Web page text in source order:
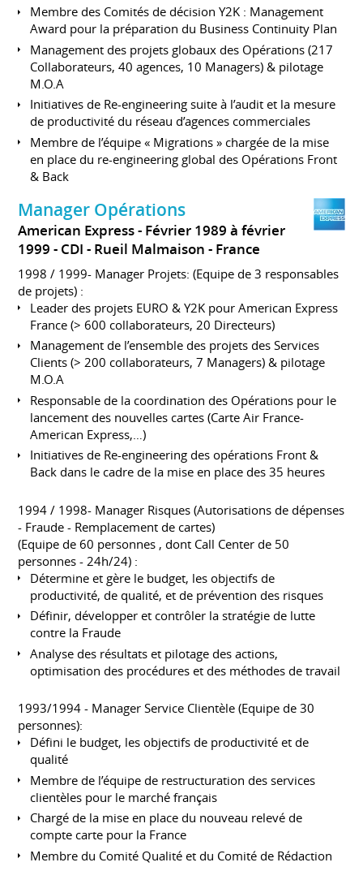
Membre des Comités de décision Y2K : Management
Award pour la préparation du Business Continuity Plan
Management des projets globaux des Opérations (217
Collaborateurs, 40 agences, 10 Managers) & pilotage
M.O.A
Initiatives de Re-engineering suite à l’audit et la mesure
de productivité du réseau d’agences commerciales
Membre de l’équipe « Migrations » chargée de la mise
en place du re-engineering global des Opérations Front
& Back
Manager Opérations
American Express
Février 1989 à février
1999 CDI Rueil Malmaison France
1998 / 1999- Manager Projets: (Equipe de 3 responsables
de projets) :
Leader des projets EURO & Y2K pour American Express
France (> 600 collaborateurs, 20 Directeurs)
Management de l’ensemble des projets des Services
Clients (> 200 collaborateurs, 7 Managers) & pilotage
M.O.A
Responsable de la coordination des Opérations pour le
lancement des nouvelles cartes (Carte Air France-
American Express,…)
Initiatives de Re-engineering des opérations Front &
Back dans le cadre de la mise en place des 35 heures
1994 / 1998- Manager Risques (Autorisations de dépenses
- Fraude - Remplacement de cartes)
(Equipe de 60 personnes , dont Call Center de 50
personnes - 24h/24) :
Détermine et gère le budget, les objectifs de
productivité, de qualité, et de prévention des risques
Définir, développer et contrôler la stratégie de lutte
contre la Fraude
Analyse des résultats et pilotage des actions,
optimisation des procédures et des méthodes de travail
1993/1994 - Manager Service Clientèle (Equipe de 30
personnes):
Défini le budget, les objectifs de productivité et de
qualité
Membre de l’équipe de restructuration des services
clientèles pour le marché français
Chargé de la mise en place du nouveau relevé de
compte carte pour la France
Membre du Comité Qualité et du Comité de Rédaction